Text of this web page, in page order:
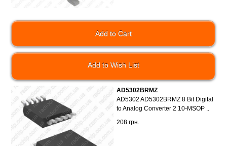
Add to Wish List
208 грн.
AD5302BRMZ
AD5302 AD5302BRMZ 8 Bit Digital
to Analog Converter 2 10-MSOP ..